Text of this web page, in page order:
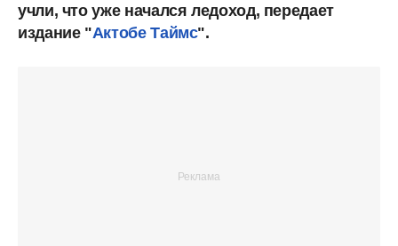
учли, что уже начался ледоход, передает
издание "Актобе Таймс".